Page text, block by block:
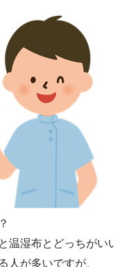
温湿布とどっちがい
人が多いですが、